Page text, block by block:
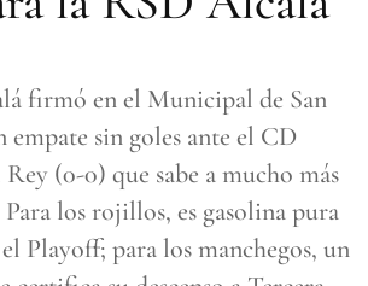
firmó en el Municipal de San
empate sin goles ante el CD
(0-0) que sabe a mucho más
los rojillos, es gasolina pura
Playoff; para los manchegos, un